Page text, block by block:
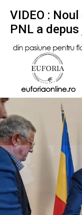
VIDEO :
PNL a